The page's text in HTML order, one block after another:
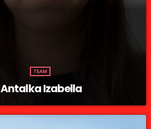
TEAM
Antalka Izabella